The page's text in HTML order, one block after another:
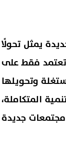
يمثل تحولًا
تعتمد فقط على
وتحويلها
المتكاملة،
مجتمعات جديدة